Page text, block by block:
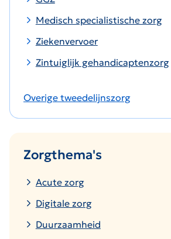
Medisch specialistische zorg
Ziekenvervoer
Zintuiglijk gehandicaptenzorg
Overige tweedelijnszorg
Zorgthema's
Acute zorg
Digitale zorg
Duurzaamheid